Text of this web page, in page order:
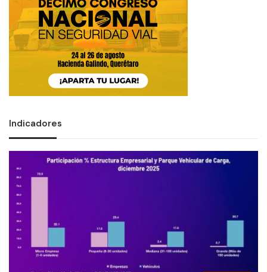
Indicadores